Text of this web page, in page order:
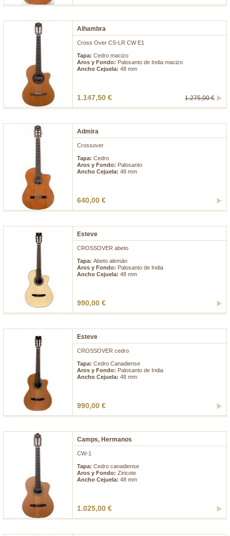
Alhambra
Cross Over CS-LR CW E1
Tapa: Cedro macizo
Aros y Fondo: Palosanto de India macizo
Ancho Cejuela: 48 mm
1.275,00 €
1.147,50 €
Admira
Crossover
Tapa: Cedro
Aros y Fondo: Palosanto
Ancho Cejuela: 48 mm
640,00 €
Esteve
CROSSOVER abeto
Tapa: Abeto alemán
Aros y Fondo: Palosanto de India
Ancho Cejuela: 48 mm
990,00 €
Esteve
CROSSOVER cedro
Tapa: Cedro Canadiense
Aros y Fondo: Palosanto de India
Ancho Cejuela: 48 mm
990,00 €
Camps, Hermanos
CW-1
Tapa: Cedro canadiense
Aros y Fondo: Ziricote
Ancho Cejuela: 48 mm
1.025,00 €